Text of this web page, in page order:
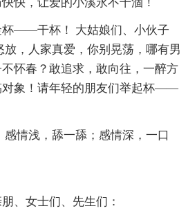
快，让爱的小溪永不干涸！
杯——干杯！ 大姑娘们、小伙子
，人家真爱，你别晃荡，哪有男
怀春？敢追求，敢向往，一醉方
对象！请年轻的朋友们举起杯——
情浅，舔一舔；感情深，一口
、女士们、先生们：